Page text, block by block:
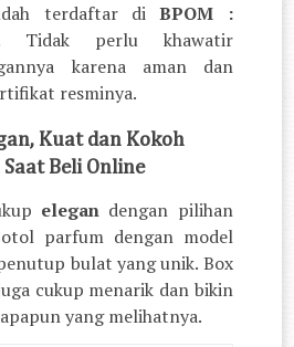
terdaftar diBPOM :
Tidak perlu khawatir
karena aman dan
resminya.
Kuat dan Kokoh
Beli Online
elegan dengan pilihan
parfum dengan model
bulat yang unik. Box
cukup menarik dan bikin
yang melihatnya.